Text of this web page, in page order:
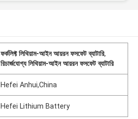
ফর্কলিফ্ট লিথিয়াম-আইন আয়রন ফসফেট ব্যাটারি,
রিচার্জযোগ্য লিথিয়াম-আইন আয়রন ফসফেট ব্যাটারি
Hefei Anhui,China
Hefei Lithium Battery